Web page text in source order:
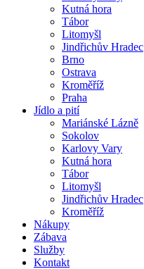
Kutná hora
Tábor
Litomyšl
Jindřichův Hradec
Brno
Ostrava
Kroměříž
Praha
Jídlo a pití
Mariánské Lázně
Sokolov
Karlovy Vary
Kutná hora
Tábor
Litomyšl
Jindřichův Hradec
Kroměříž
Nákupy
Zábava
Služby
Kontakt